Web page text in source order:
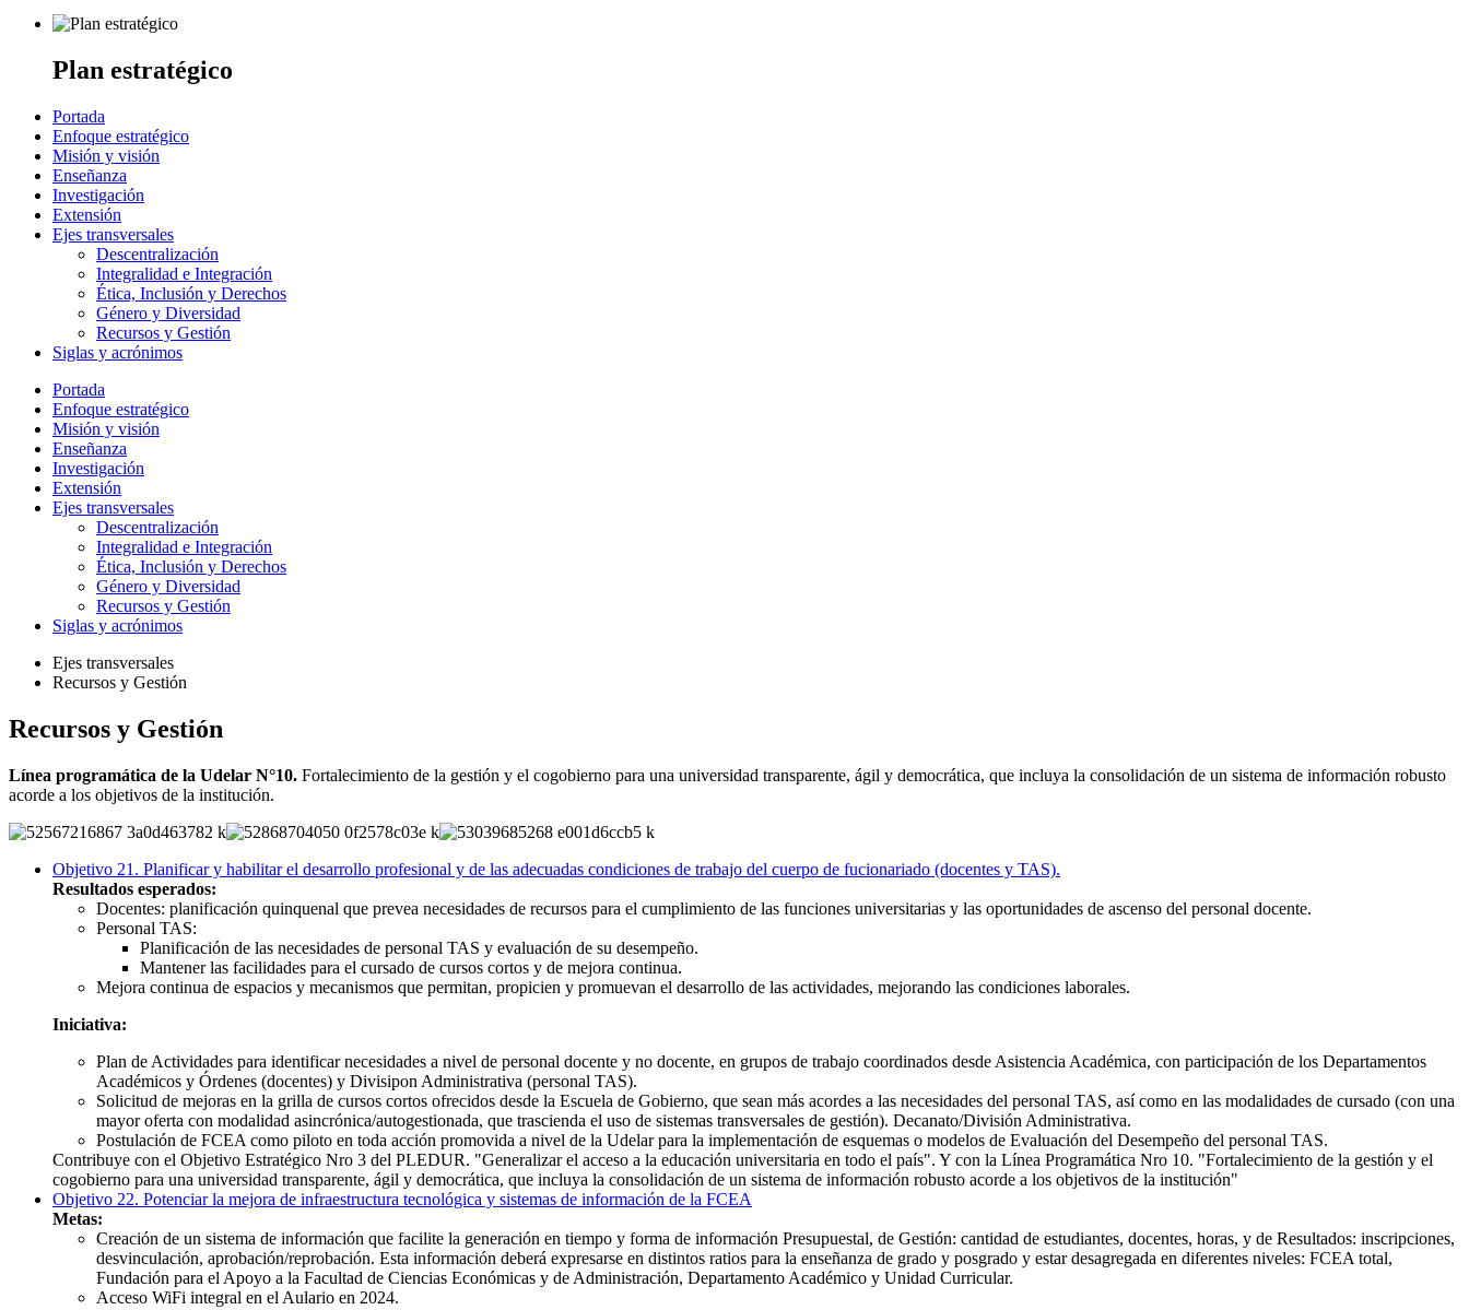
Plan estratégico
Portada
Enfoque estratégico
Misión y visión
Enseñanza
Investigación
Extensión
Ejes transversales
Descentralización
Integralidad e Integración
Ética, Inclusión y Derechos
Género y Diversidad
Recursos y Gestión
Siglas y acrónimos
Portada
Enfoque estratégico
Misión y visión
Enseñanza
Investigación
Extensión
Ejes transversales
Descentralización
Integralidad e Integración
Ética, Inclusión y Derechos
Género y Diversidad
Recursos y Gestión
Siglas y acrónimos
Ejes transversales
Recursos y Gestión
Recursos y Gestión
Línea programática de la Udelar N°10. Fortalecimiento de la gestión y el cogobierno para una universidad transparente, ágil y democrática, que incluya la consolidación de un sistema de información robusto
acorde a los objetivos de la institución.
Objetivo 21. Planificar y habilitar el desarrollo profesional y de las adecuadas condiciones de trabajo del cuerpo de fucionariado (docentes y TAS).
Resultados esperados:
Docentes: planificación quinquenal que prevea necesidades de recursos para el cumplimiento de las funciones universitarias y las oportunidades de ascenso del personal docente.
Personal TAS:
Planificación de las necesidades de personal TAS y evaluación de su desempeño.
Mantener las facilidades para el cursado de cursos cortos y de mejora continua.
Mejora continua de espacios y mecanismos que permitan, propicien y promuevan el desarrollo de las actividades, mejorando las condiciones laborales.
Iniciativa:
Plan de Actividades para identificar necesidades a nivel de personal docente y no docente, en grupos de trabajo coordinados desde Asistencia Académica, con participación de los Departamentos
Académicos y Órdenes (docentes) y Divisipon Administrativa (personal TAS).
Solicitud de mejoras en la grilla de cursos cortos ofrecidos desde la Escuela de Gobierno, que sean más acordes a las necesidades del personal TAS, así como en las modalidades de cursado (con una
mayor oferta con modalidad asincrónica/autogestionada, que trascienda el uso de sistemas transversales de gestión). Decanato/División Administrativa.
Postulación de FCEA como piloto en toda acción promovida a nivel de la Udelar para la implementación de esquemas o modelos de Evaluación del Desempeño del personal TAS.
Contribuye con el Objetivo Estratégico Nro 3 del PLEDUR. "Generalizar el acceso a la educación universitaria en todo el país". Y con la Línea Programática Nro 10. "Fortalecimiento de la gestión y el
cogobierno para una universidad transparente, ágil y democrática, que incluya la consolidación de un sistema de información robusto acorde a los objetivos de la institución"
Objetivo 22. Potenciar la mejora de infraestructura tecnológica y sistemas de información de la FCEA
Metas:
Creación de un sistema de información que facilite la generación en tiempo y forma de información Presupuestal, de Gestión: cantidad de estudiantes, docentes, horas, y de Resultados: inscripciones,
desvinculación, aprobación/reprobación. Esta información deberá expresarse en distintos ratios para la enseñanza de grado y posgrado y estar desagregada en diferentes niveles: FCEA total,
Fundación para el Apoyo a la Facultad de Ciencias Económicas y de Administración, Departamento Académico y Unidad Curricular.
Acceso WiFi integral en el Aulario en 2024.